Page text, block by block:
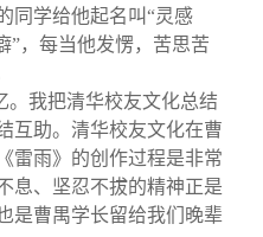
同学给他起名叫“灵感
”，每当他发愣，苦思苦
。我把清华校友文化总结
互助。清华校友文化在曹
雷雨》的创作过程是非常
息、坚忍不拔的精神正是
是曹禺学长留给我们晚辈